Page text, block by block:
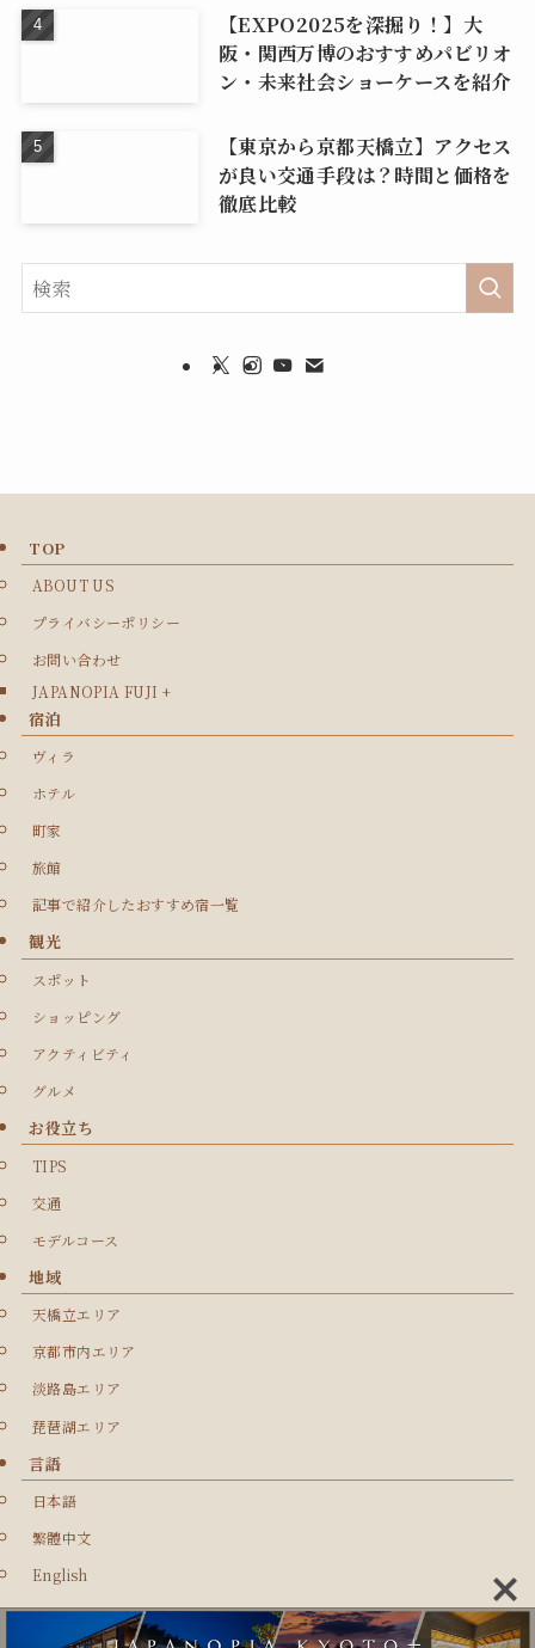
【EXPO2025を深掘り！】大
阪・関西万博のおすすめパビリオ
ン・未来社会ショーケースを紹介
【東京から京都天橋立】アクセス
が良い交通手段は？時間と価格を
徹底比較
TOP
ABOUT US
プライバシーポリシー
お問い合わせ
JAPANOPIA FUJI +
宿泊
ヴィラ
ホテル
町家
旅館
記事で紹介したおすすめ宿一覧
観光
スポット
ショッピング
アクティビティ
グルメ
お役立ち
TIPS
交通
モデルコース
地域
天橋立エリア
京都市内エリア
淡路島エリア
琵琶湖エリア
言語
日本語
繁體中文
English